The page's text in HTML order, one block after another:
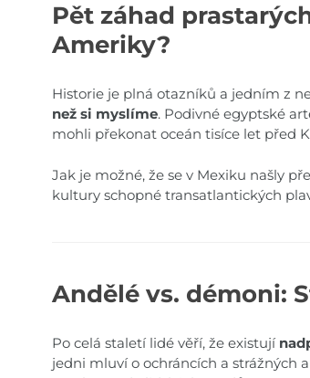
Pět záhad
Ameriky?
Historie je plná otazníků a jedním z
než si myslíme. Podivné egyptské
mohli překonat oceán tisíce let před
Jak je možné, že se v Mexiku našly
kultury schopné transatlantických
Andělé vs. démoni:
Po celá staletí lidé věří, že existují
jedni mluví o ochráncích a strážných